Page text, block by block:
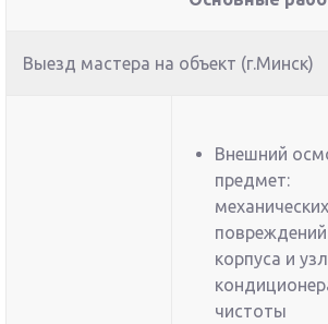
Выезд мастера на объект (г.Минск)
Внешний
предмет:
механических
повреждений
корпуса и
чистоты